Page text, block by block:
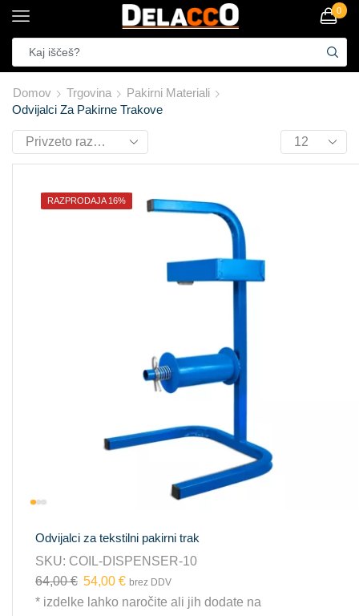
0
Domov Trgovina
Pakirni Materiali
Odvijalci Za Pakirne Trakove
RAZPRODAJA 16%
Odvijalci za tekstilni pakirni trak
SKU: COIL-DISPENSER-10
64,00€ 54,00 € brez DDV
* izdelke lahko naročite ali jih dodate na